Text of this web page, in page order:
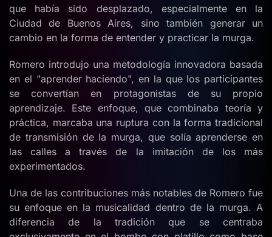
que había sido desplazado, especialmente en la
Ciudad de Buenos Aires, sino también generar un
cambio en la forma de entender y practicar la murga.
Romero introdujo una metodología innovadora basada
en el "aprender haciendo", en la que los participantes
se convertían en protagonistas de su propio
aprendizaje. Este enfoque, que combinaba teoría y
práctica, marcaba una ruptura con la forma tradicional
de transmisión de la murga, que solía aprenderse en
las calles a través de la imitación de los más
experimentados.
Una de las contribuciones más notables de Romero fue
su enfoque en la musicalidad dentro de la murga. A
diferencia de la tradición que se centraba